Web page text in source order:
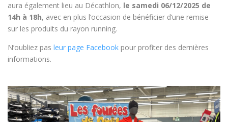
aura également lieu au Décathlon, le samedi 06/12/2025 de
14h à 18h, avec en plus l’occasion de bénéficier d’une remise
sur les produits du rayon running.
N’oubliez pas leur page Facebook pour profiter des dernières
informations.